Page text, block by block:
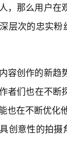
，那么用户在
层次的忠实
容创作的新趋
者们也在不
也在不断优化
创意性的拍